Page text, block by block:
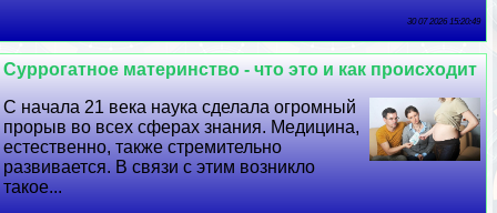
30 07 2026 15:20:49
Суррогатное материнство - что это и как происходит
С начала 21 века наука сделала огромный
прорыв во всех сферах знания. Медицина,
естественно, также стремительно
развивается. В связи с этим возникло
такое...